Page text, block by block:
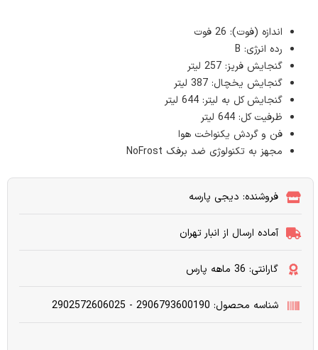
اندازه (فوت): 26 فوت
رده انرژی: B
گنجایش فریز: 257 لیتر
گنجایش یخچال: 387 لیتر
گنجایش کل به لیتر: 644 لیتر
ظرفیت کل: 644 لیتر
فن و گردش یکنواخت هوا
مجهز به تکنولوژی ضد برفک NoFrost
فروشنده: دیجی پارسه
آماده ارسال از انبار تهران
گارانتی: 36 ماهه پارس
شناسه محصول: 2906793600190 - 2902572606025